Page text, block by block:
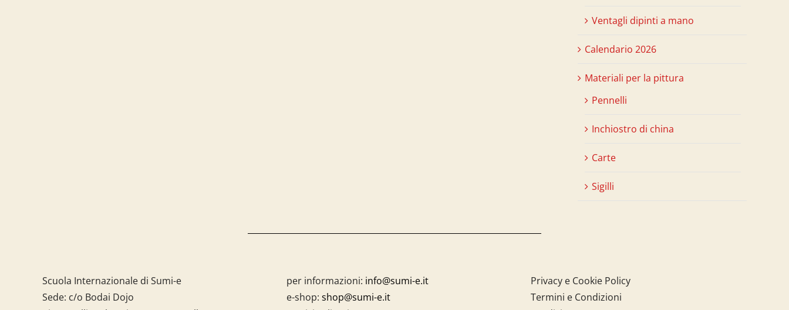
Ventagli dipinti a mano
Calendario 2026
Materiali per la pittura
Pennelli
Inchiostro di china
Carte
Sigilli
Scuola Internazionale di Sumi-e
Sede: c/o Bodai Dojo
per informazioni: info@sumi-e.it
e-shop: shop@sumi-e.it
Privacy e Cookie Policy
Termini e Condizioni